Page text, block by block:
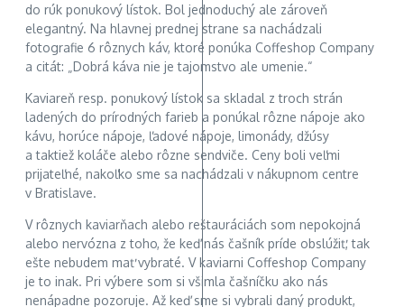
do rúk ponukový lístok. Bol jednoduchý ale zároveň
elegantný. Na hlavnej prednej strane sa nachádzali
fotografie 6 rôznych káv, ktoré ponúka Coffeshop Company
a citát: „Dobrá káva nie je tajomstvo ale umenie.“
Kaviareň resp. ponukový lístok sa skladal z troch strán
ladených do prírodných farieb a ponúkal rôzne nápoje ako
kávu, horúce nápoje, ľadové nápoje, limonády, džúsy
a taktiež koláče alebo rôzne sendviče. Ceny boli veľmi
prijateľné, nakoľko sme sa nachádzali v nákupnom centre
v Bratislave.
V rôznych kaviarňach alebo reštauráciách som nepokojná
alebo nervózna z toho, že keď nás čašník príde obslúžiť, tak
ešte nebudem mať vybraté. V kaviarni Coffeshop Company
je to inak. Pri výbere som si všimla čašníčku ako nás
nenápadne pozoruje. Až keď sme si vybrali daný produkt,